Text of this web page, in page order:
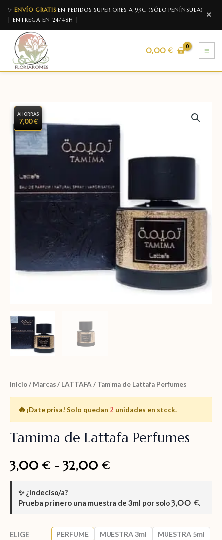
✨ ENVÍO GRATIS EN PEDIDOS SUPERIORES A 99€ (SÓLO PENÍNSULA)
| ENTREGA EN 24/48H |
✕
0,00€
AHORRAS
7,00 €
Inicio/ Marcas / LATTAFA / Tamima de Lattafa Perfumes
🔥¡Date prisa! Solo quedan 2 unidades en stock.
Tamima de Lattafa Perfumes
3,00 € - 32,00 €
✨¿Indeciso/a?
Prueba primero una muestra de 3ml por solo3,00 €.
ELIGE
PERFUME MUESTRA 3ml
MUESTRA 5ml